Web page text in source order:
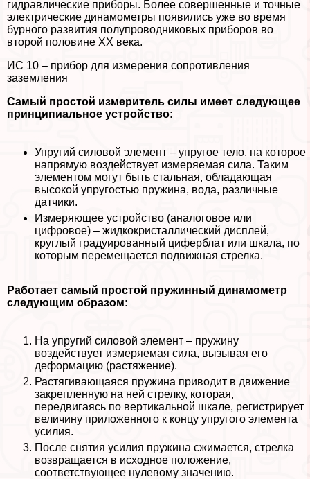
гидравлические приборы. Более совершенные и точные
электрические динамометры появились уже во время
бурного развития полупроводниковых приборов во
второй половине XX века.
ИС 10 – прибор для измерения сопротивления
заземления
Самый простой измеритель силы имеет следующее
принципиальное устройство:
Упругий силовой элемент – упругое тело, на которое
напрямую воздействует измеряемая сила. Таким
элементом могут быть стальная, обладающая
высокой упругостью пружина, вода, различные
датчики.
Измеряющее устройство (аналоговое или
цифровое) – жидкокристаллический дисплей,
круглый градуированный циферблат или шкала, по
которым перемещается подвижная стрелка.
Работает самый простой пружинный динамометр
следующим образом:
На упругий силовой элемент – пружину
воздействует измеряемая сила, вызывая его
деформацию (растяжение).
Растягивающаяся пружина приводит в движение
закрепленную на ней стрелку, которая,
передвигаясь по вертикальной шкале, регистрирует
величину приложенного к концу упругого элемента
усилия.
После снятия усилия пружина сжимается, стрелка
возвращается в исходное положение,
соответствующее нулевому значению.